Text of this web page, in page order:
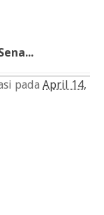
pada April 14,